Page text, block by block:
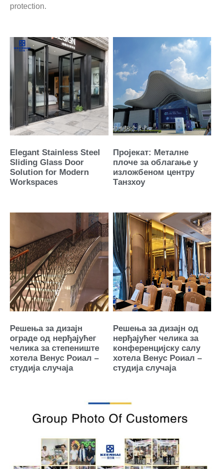
protection.
Elegant Stainless Steel
Sliding Glass Door
Solution for Modern
Workspaces
Пројекат: Металне
плоче за облагање у
изложбеном центру
Танзхоу
Решења за дизајн
ограде од нерђајућег
челика за степениште
хотела Венус Роиал –
студија случаја
Решења за дизајн од
нерђајућег челика за
конференцијску салу
хотела Венус Роиал –
студија случаја